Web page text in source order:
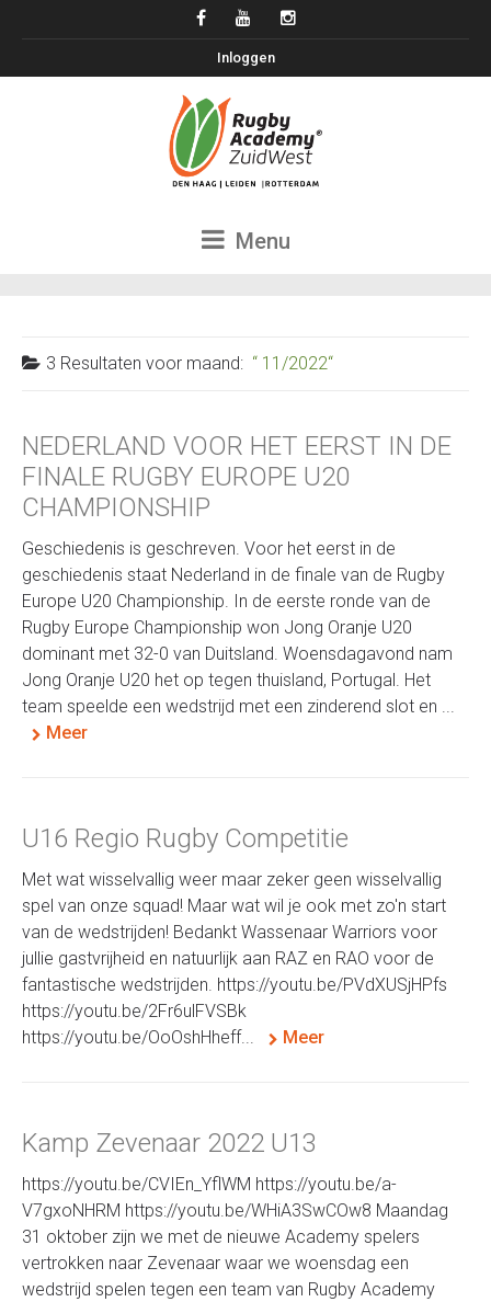
Inloggen
Menu
3 Resultaten voor maand: 11/2022
NEDERLAND VOOR HET EERST IN DE
FINALE RUGBY EUROPE U20
CHAMPIONSHIP
Geschiedenis is geschreven. Voor het eerst in de
geschiedenis staat Nederland in de finale van de Rugby
Europe U20 Championship. In de eerste ronde van de
Rugby Europe Championship won Jong Oranje U20
dominant met 32-0 van Duitsland. Woensdagavond nam
Jong Oranje U20 het op tegen thuisland, Portugal. Het
team speelde een wedstrijd met een zinderend slot en ...
Meer
U16 Regio Rugby Competitie
Met wat wisselvallig weer maar zeker geen wisselvallig
spel van onze squad! Maar wat wil je ook met zo'n start
van de wedstrijden! Bedankt Wassenaar Warriors voor
jullie gastvrijheid en natuurlijk aan RAZ en RAO voor de
fantastische wedstrijden. https://youtu.be/PVdXUSjHPfs
https://youtu.be/2Fr6ulFVSBk
https://youtu.be/OoOshHheff...
Meer
Kamp Zevenaar 2022 U13
https://youtu.be/CVIEn_YflWM https://youtu.be/a-
V7gxoNHRM https://youtu.be/WHiA3SwCOw8 Maandag
31 oktober zijn we met de nieuwe Academy spelers
vertrokken naar Zevenaar waar we woensdag een
wedstrijd spelen tegen een team van Rugby Academy